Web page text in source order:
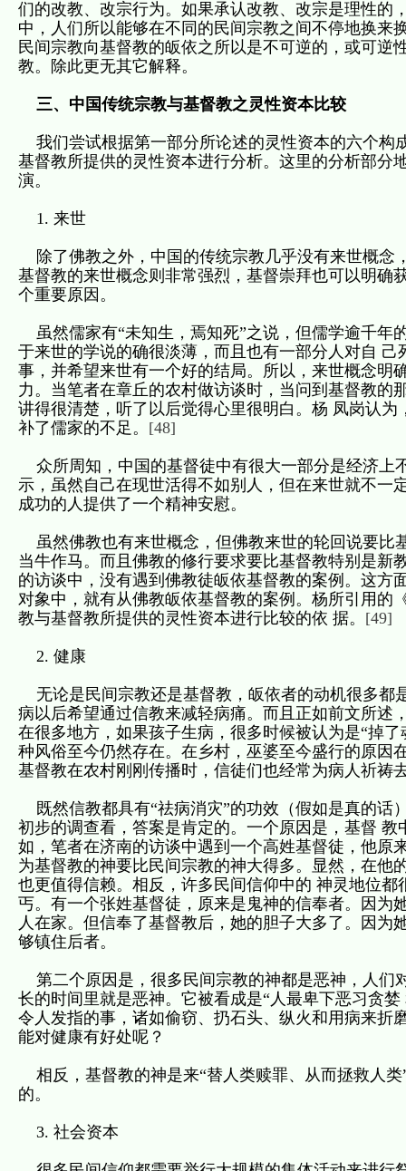
们的改教、改宗行为。如果承认改教、改宗是理性的
中，人们所以能够在不同的民间宗教之间不停地换来
民间宗教向基督教的皈依之所以是不可逆的，或可
教。除此更无其它解释。
三、中国传统宗教与基督教之灵性资本比较
我们尝试根据第一部分所论述的灵性资本的六个构
基督教所提供的灵性资本进行分析。这里的分析部分
演。
1. 来世
除了佛教之外，中国的传统宗教几乎没有来世概念
基督教的来世概念则非常强烈，基督崇拜也可以明确
个重要原因。
虽然儒家有“未知生，焉知死”之说，但儒学逾千年
于来世的学说的确很淡薄，而且也有一部分人对自
事，并希望来世有一个好的结局。所以，来世概念明
力。当笔者在章丘的农村做访谈时，当问到基督教的
讲得很清楚，听了以后觉得心里很明白。杨 凤岗认
补了儒家的不足。 [48]
众所周知，中国的基督徒中有很大一部分是经济上
示，虽然自己在现世活得不如别人，但在来世就不一
成功的人提供了一个精神安慰。
虽然佛教也有来世概念，但佛教来世的轮回说要比
当牛作马。而且佛教的修行要求要比基督教特别是新
的访谈中，没有遇到佛教徒皈依基督教的案例。这方
对象中，就有从佛教皈依基督教的案例。杨所引用的
教与基督教所提供的灵性资本进行比较的依 据。 [49]
2. 健康
无论是民间宗教还是基督教，皈依者的动机很多都
病以后希望通过信教来减轻病痛。而且正如前文所述
在很多地方，如果孩子生病，很多时候被认为是“掉
种风俗至今仍然存在。在乡村，巫婆至今盛行的原因
基督教在农村刚刚传播时，信徒们也经常为病人祈祷
既然信教都具有“祛病消灾”的功效（假如是真的话
初步的调查看，答案是肯定的。一个原因是，基督
如，笔者在济南的访谈中遇到一个高姓基督徒，他原
为基督教的神要比民间宗教的神大得多。显然，在他
也更值得信赖。相反，许多民间信仰中的 神灵地位
丐。有一个张姓基督徒，原来是鬼神的信奉者。因为
人在家。但信奉了基督教后，她的胆子大多了。因
够镇住后者。
第二个原因是，很多民间宗教的神都是恶神，人们
长的时间里就是恶神。它被看成是“人最卑下恶习贪
令人发指的事，诸如偷窃、扔石头、纵火和用病来折
能对健康有好处呢？
相反，基督教的神是来“替人类赎罪、从而拯救人
的。
3. 社会资本